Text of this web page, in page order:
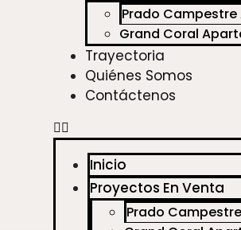
Prado
Grand Coral
Trayectoria
Quiénes Somos
Contáctenos
Inicio
Proyectos En Venta
Prado